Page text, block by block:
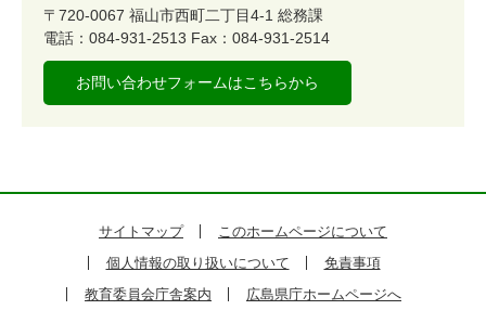
〒720-0067 福山市西町二丁目4-1 総務課
電話：084-931-2513 Fax：084-931-2514
お問い合わせフォームはこちらから
サイトマップ
このホームページについて
個人情報の取り扱いについて
免責事項
教育委員会庁舎案内
広島県庁ホームページへ